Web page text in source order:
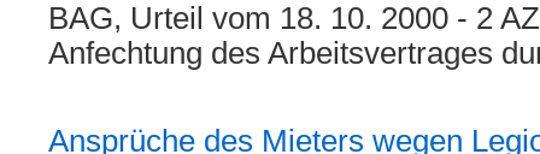
BAG, Urteil vom 18. 10. 2000 - 2
Anfechtung des Arbeitsvertrages
Ansprüche des Mieters wegen